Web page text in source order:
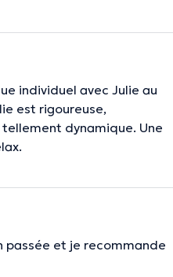
individuel avec Julie au
est rigoureuse,
dynamique. Une
passée et je recommande